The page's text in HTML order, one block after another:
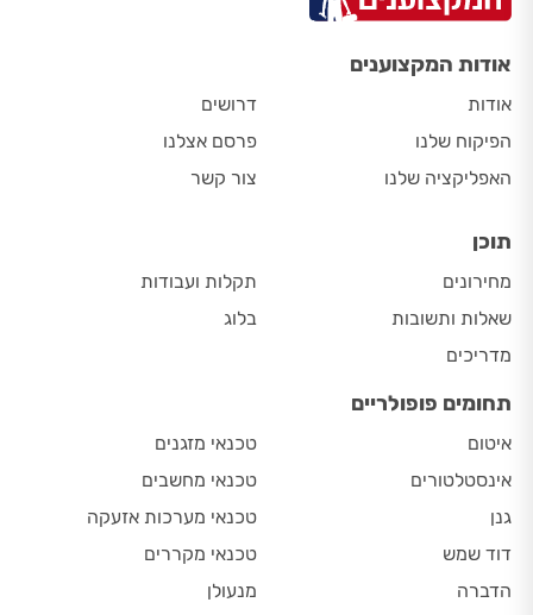
אודות המקצוענים
אודות
הפיקוח שלנו
האפליקציה שלנו
דרושים
פרסם אצלנו
צור קשר
תוכן
מחירונים
שאלות ותשובות
מדריכים
תקלות ועבודות
בלוג
תחומים פופולריים
איטום
אינסטלטורים
גנן
דוד שמש
הדברה
טכנאי מזגנים
טכנאי מחשבים
טכנאי מערכות אזעקה
טכנאי מקררים
מנעולן